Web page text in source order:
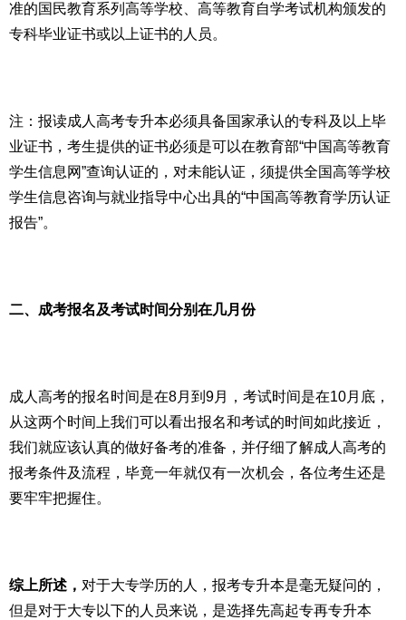
准的国民教育系列高等学校、高等教育自学考试机构颁发的
专科毕业证书或以上证书的人员。
注：报读成人高考专升本必须具备国家承认的专科及以上毕
业证书，考生提供的证书必须是可以在教育部“中国高等教育
学生信息网”查询认证的，对未能认证，须提供全国高等学校
学生信息咨询与就业指导中心出具的“中国高等教育学历认证
报告”。
二、成考报名及考试时间分别在几月份
成人高考的报名时间是在8月到9月，考试时间是在10月底，
从这两个时间上我们可以看出报名和考试的时间如此接近，
我们就应该认真的做好备考的准备，并仔细了解成人高考的
报考条件及流程，毕竟一年就仅有一次机会，各位考生还是
要牢牢把握住。
综上所述， 对于大专学历的人，报考专升本是毫无疑问的，
但是对于大专以下的人员来说，是选择先高起专再专升本